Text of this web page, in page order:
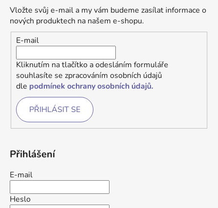
Vložte svůj e-mail a my vám budeme zasílat informace o
nových produktech na našem e-shopu.
E-mail
Kliknutím na tlačítko a odesláním formuláře
souhlasíte se zpracováním osobních údajů
dle podmínek ochrany osobních údajů.
PŘIHLÁSIT SE
Přihlášení
E-mail
Heslo